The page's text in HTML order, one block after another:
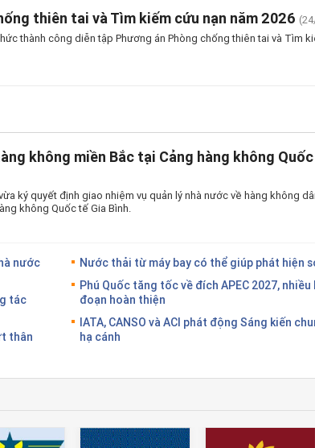
thiên tai và Tìm kiếm cứu nạn năm 2026
thành công diễn tập Phương án Phòng chống thiên tai và Tìm
không miền Bắc tại Cảng hàng không
ký quyết định giao nhiệm vụ quản lý nhà nước về hàng không
không Quốc tế Gia Bình.
nước
tác
thân
Nước thải từ máy bay có thể giúp phát hiện
Phú Quốc tăng tốc về đích APEC 2027,
đoạn hoàn thiện
IATA, CANSO và ACI phát động Sáng kiến
hạ cánh